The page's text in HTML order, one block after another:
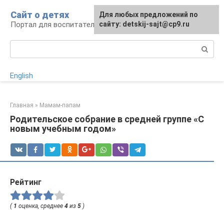
контенту
Сайт о детях
Портал для воспитателей и родителей
English
Главная » Мамам-папам
Родительское собрание в средней группе «С
новым учебным годом»
Рейтинг
( 1 оценка, среднее 4 из 5 )
Для любых предложений по
сайту: detskij-sajt@cp9.ru